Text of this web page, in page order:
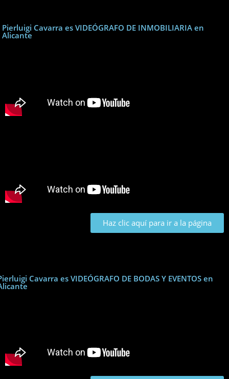
Pierluigi Cavarra es VIDEÓGRAFO DE INMOBILIARIA en
Alicante
Haz clic aquí para ir a la página
Cavarra es VIDEÓGRAFO DE BODAS Y EVENTOS en